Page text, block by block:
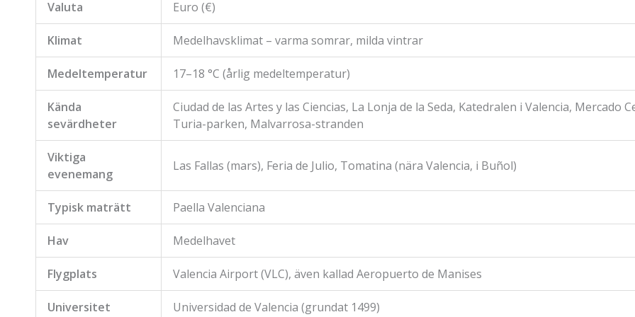
Valuta Euro (€)
Klimat Medelhavsklimat – varma somrar, milda vintrar
Medeltemperatur 17–18 °C (årlig medeltemperatur)
Kända
sevärdheter
Ciudad de las Artes y las Ciencias, La Lonja de la Seda, Katedralen i Valencia, Mercado
Turia-parken, Malvarrosa-stranden
Viktiga
evenemang
Las Fallas (mars), Feria de Julio, Tomatina (nära Valencia, i Buñol)
Typisk maträtt Paella Valenciana
Hav Medelhavet
Flygplats Valencia Airport (VLC), även kallad Aeropuerto de Manises
Universitet Universidad de Valencia (grundat 1499)